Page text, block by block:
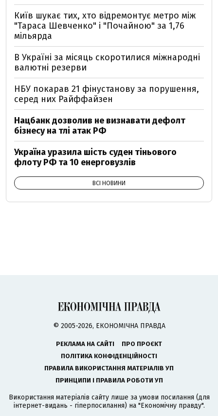
Київ шукає тих, хто відремонтує метро між
"Тараса Шевченко" і "Почайною" за 1,76
мільярда
В Україні за місяць скоротилися міжнародні
валютні резерви
НБУ покарав 21 фінустанову за порушення,
серед них Райффайзен
Нацбанк дозволив не визнавати дефолт
бізнесу на тлі атак РФ
Україна уразила шість суден тіньового
флоту РФ та 10 енерговузлів
ВСІ НОВИНИ
© 2005-2026, ЕКОНОМІЧНА ПРАВДА
РЕКЛАМА НА САЙТІ
ПРО ПРОЄКТ
ПОЛІТИКА КОНФІДЕНЦІЙНОСТІ
ПРАВИЛА ВИКОРИСТАННЯ МАТЕРІАЛІВ УП
ПРИНЦИПИ І ПРАВИЛА РОБОТИ УП
Використання матеріалів сайту лише за умови посилання (для
інтернет-видань - гіперпосилання) на "Економічну правду".